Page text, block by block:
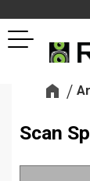
Meny
Scan